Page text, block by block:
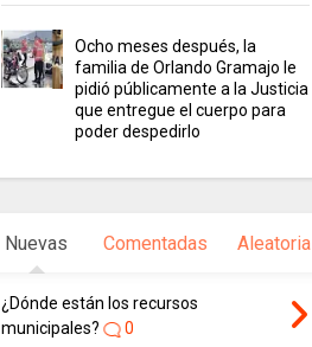
Ocho meses después, la
familia de Orlando Gramajo le
pidió públicamente a la Justicia
que entregue el cuerpo para
poder despedirlo
Nuevas Comentadas Aleatoria
¿Dónde están los recursos
municipales?
0